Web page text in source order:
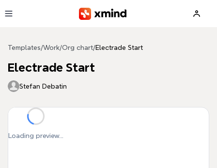
Templates/Work/Org chart/Electrade Start
Electrade Start
Stefan Debatin
Loading preview...